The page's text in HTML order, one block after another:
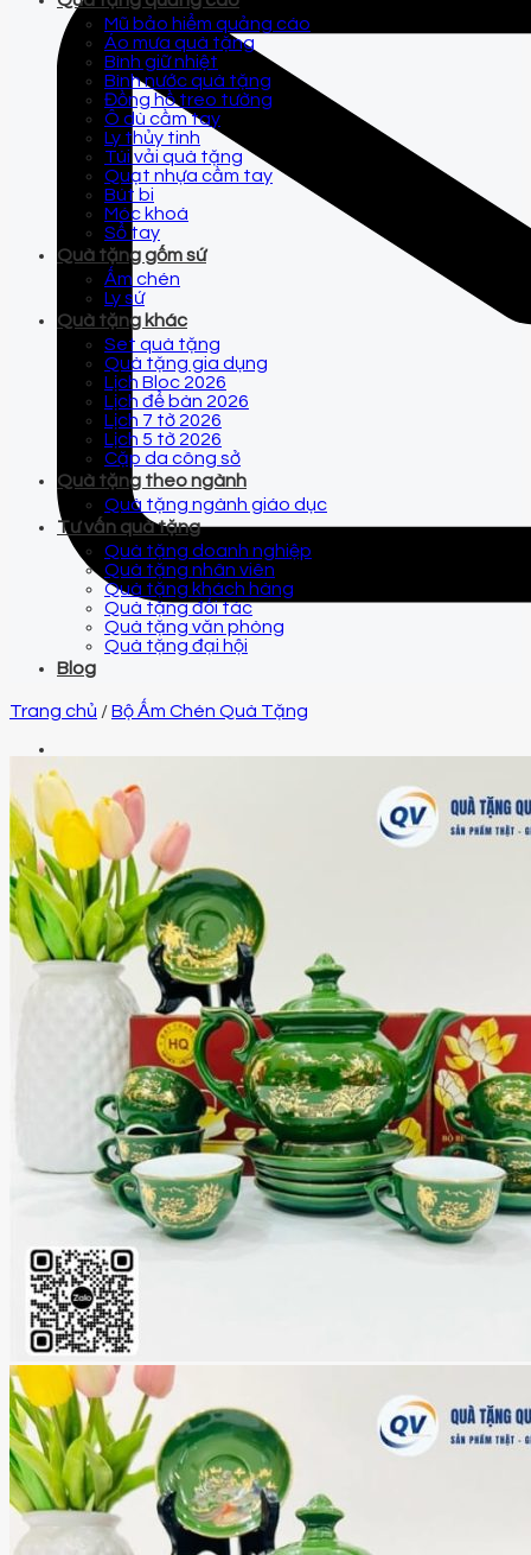
Email
qtquangvu@gmail.com
Điện thoại
0961 425 999
Mũ bảo hiểm quảng cáo
Áo mưa quà tặng
Bình giữ nhiệt
Bình nước quà tặng
Đồng hồ treo tường
Ô dù cầm tay
Ly thủy tinh
Túi vải quà tặng
Quạt nhựa cầm tay
Bút bi
Móc khoá
Sổ tay
Quà tặng gốm sứ
Ấm chén
Ly sứ
Quà tặng khác
Set quà tặng
Quà tặng gia dụng
Lịch Bloc 2026
Lịch để bàn 2026
Lịch 7 tờ 2026
Lịch 5 tờ 2026
Cặp da công sở
Quà tặng theo ngành
Quà tặng ngành giáo dục
Tư vấn quà tặng
Quà tặng doanh nghiệp
Quà tặng nhân viên
Quà tặng khách hàng
Quà tặng đối tác
Quà tặng văn phòng
Quà tặng đại hội
Blog
Trang chủ /Bộ Ấm Chén Quà Tặng